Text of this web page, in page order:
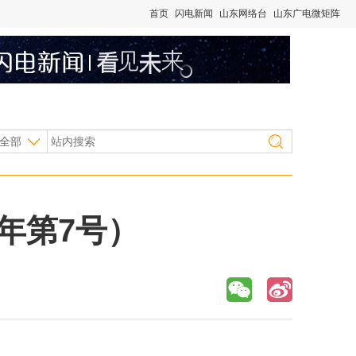
首页 闪电新闻 山东网络台 山东广电微矩阵
部
第7号）